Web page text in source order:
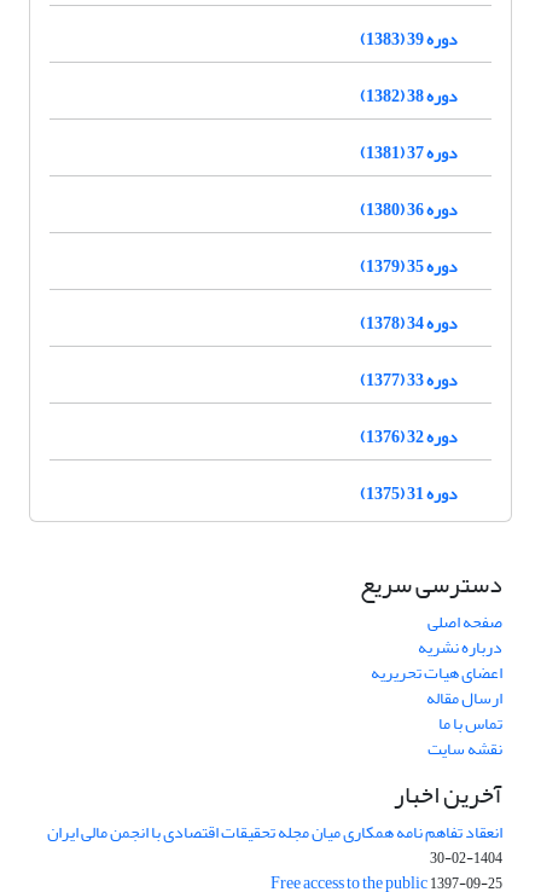
دوره 39 (1383)
دوره 38 (1382)
دوره 37 (1381)
دوره 36 (1380)
دوره 35 (1379)
دوره 34 (1378)
دوره 33 (1377)
دوره 32 (1376)
دوره 31 (1375)
دسترسی سریع
صفحه اصلی
درباره نشریه
اعضای هیات تحریریه
ارسال مقاله
تماس با ما
نقشه سایت
آخرین اخبار
انعقاد تفاهم نامه همکاری میان مجله تحقیقات اقتصادی با انجمن مالی ایران
1404-02-30
Free access to the public1397-09-25